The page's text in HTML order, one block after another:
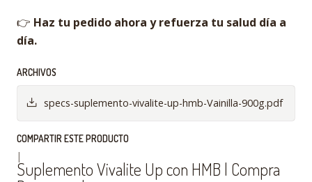
👉 Haz tu pedido ahora y refuerza tu salud día a
día.
ARCHIVOS
specs-suplemento-vivalite-up-hmb-Vainilla-900g.pdf
COMPARTIR ESTE PRODUCTO
|
Suplemento Vivalite Up con HMB | Compra